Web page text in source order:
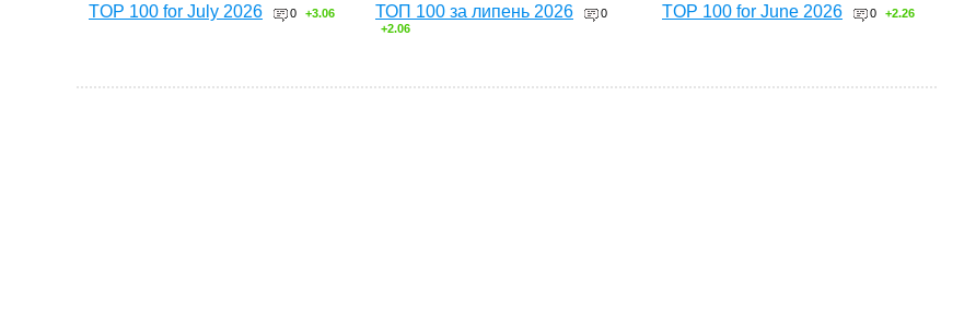
TOP 100 for July 2026 0 +3.06 ТОП 100 за липень 2026
0
+2.06
TOP 100 for June 2026 0 +2.26